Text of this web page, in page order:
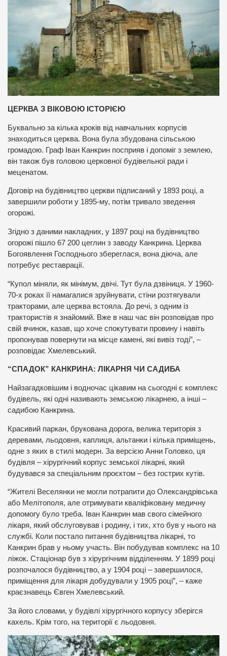
ЦЕРКВА З ВІКОВОЮ ІСТОРІЄЮ
Буквально за кілька кроків від навчальних корпусів
знаходиться церква. Вона була збудована сільською
громадою. Граф Іван Канкрин посприяв і допоміг з землею,
він також був головою церковної будівельної ради і
меценатом.
Договір на будівництво церкви підписаний у 1893 році, а
завершили роботи у 1895-му, потім тривало зведення
огорожі.
Згідно з даними накладних, у 1897 році на будівництво
огорожі пішло 67 200 цеглин з заводу Канкрина. Церква
Богоявлення Господнього збереглася, вона діюча, але
потребує реставрації.
“Купол міняли, як мінімум, двічі. Тут була дзвіниця. У 1960-
70-х роках її намагалися зруйнувати, стіни розтягували
тракторами, але церква встояла. До речі, з одним із
трактористів я знайомий. Вже в наш час він розповідав про
свій вчинок, казав, що хоче спокутувати провину і навіть
пропонував повернути на місце камені, які вивіз тоді”, –
розповідає Хмелевський.
“СПАДОК” КАНКРИНА: ЛІКАРНЯ ЧИ САДИБА
Найзагадковішим і водночас цікавим на сьогодні є комплекс
будівель, які одні називають земською лікарнею, а інші –
садибою Канкрина.
Красивий паркан, брукована дорога, велика територія з
деревами, льодовня, каплиця, альтанки і кілька приміщень,
одне з яких в стилі модерн. За версією Анни Головко, ця
будівля – хірургічний корпус земської лікарні, який
будувався за спеціальним проєктом – без гострих кутів.
“Жителі Веселянки не могли потрапити до Олександрівська
або Мелітополя, але отримувати кваліфіковану медичну
допомогу було треба. Іван Канкрин мав свого сімейного
лікаря, який обслуговував і родину, і тих, хто був у нього на
службі. Коли постало питання будівництва лікарні, то
Канкрин брав у ньому участь. Він побудував комплекс на 10
ліжок. Стаціонар був з хірургічним відділенням. У 1899 році
розпочалося будівництво, а у 1904 році – завершилося,
приміщення для лікаря добудували у 1905 році”, – каже
краєзнавець Євген Хмелевський.
За його словами, у будівлі хірургічного корпусу зберігся
кахель. Крім того, на території є льодовня.